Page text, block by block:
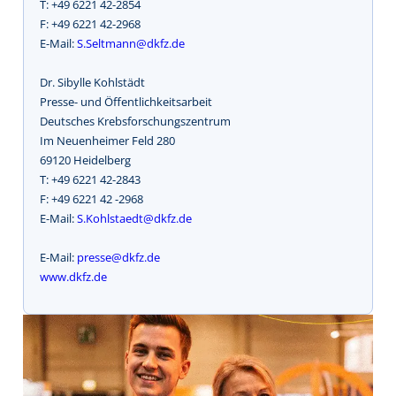
T: +49 6221 42-2854
F: +49 6221 42-2968
E-Mail:S.Seltmann@dkfz.de
Dr. Sibylle Kohlstädt
Presse- und Öffentlichkeitsarbeit
Deutsches Krebsforschungszentrum
Im Neuenheimer Feld 280
69120 Heidelberg
T: +49 6221 42-2843
F: +49 6221 42 -2968
E-Mail:S.Kohlstaedt@dkfz.de
E-Mail: presse@dkfz.de
www.dkfz.de